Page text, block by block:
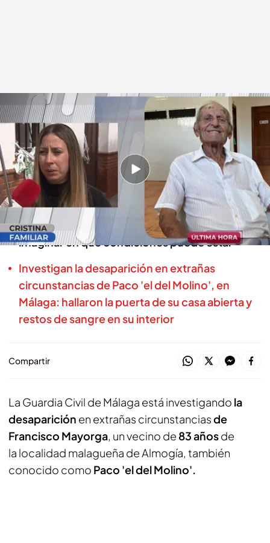
Cristina, familiar de Paco 'el del Molino' cuatro.com
En boca de todos
11 MAR 2025 - 13:40h.
Criminalística analiza la casa de Paco 'el del
Molino', un anciano desaparecido de 83 años
El testimonio de Cristina: "No me puedo
imaginar en qué condiciones puede estar"
Investigan la desaparición en extrañas
circunstancias de Paco 'el del Molino', en
Málaga: hallaron la puerta de su casa abierta y
restos de sangre en su interior
Compartir
La Guardia Civil de Málaga está investigando la
desaparición en extrañas circunstanciasde
Francisco Mayorga, un vecino de 83 añosde
la localidad malagueña de Almogía, también
conocido como Paco 'el del Molino'.